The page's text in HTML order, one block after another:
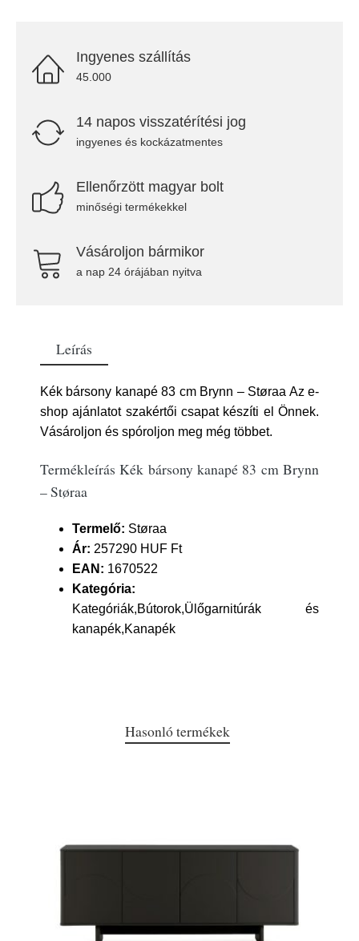
Ingyenes szállítás
45.000
14 napos visszatérítési jog
ingyenes és kockázatmentes
Ellenőrzött magyar bolt
minőségi termékekkel
Vásároljon bármikor
a nap 24 órájában nyitva
Leírás
Kék bársony kanapé 83 cm Brynn – Støraa Az e-
shop ajánlatot szakértői csapat készíti el Önnek.
Vásároljon és spóroljon meg még többet.
Termékleírás Kék bársony kanapé 83 cm Brynn
– Støraa
Termelő: Støraa
Ár: 257290 HUF Ft
EAN: 1670522
Kategória:
Kategóriák,Bútorok,Ülőgarnitúrák és
kanapék,Kanapék
Hasonló termékek